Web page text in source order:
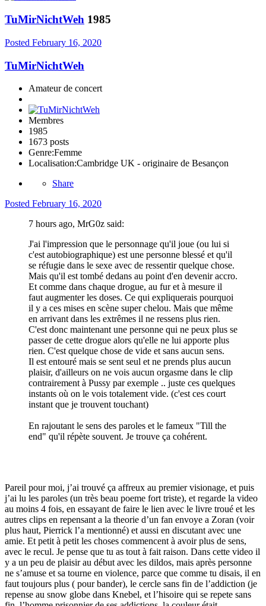
TuMirNichtWeh 1985
Posted February 16, 2020
TuMirNichtWeh
Amateur de concert
Membres
1985
1673 posts
Genre:Femme
Localisation:Cambridge UK - originaire de Besançon
Share
Posted February 16, 2020
7 hours ago, MrG0z said:
J'ai l'impression que le personnage qu'il joue (ou lui si
c'est autobiographique) est une personne blessé et qu'il
se réfugie dans le sexe avec de ressentir quelque chose.
Mais qu'il est tombé dedans au point d'en devenir accro.
Et comme dans chaque drogue, au fur et à mesure il
faut augmenter les doses. Ce qui expliquerais pourquoi
il y a ces mises en scène super chelou. Mais que même
en arrivant dans les extrêmes il ne ressens plus rien.
C'est donc maintenant une personne qui ne peux plus se
passer de cette drogue alors qu'elle ne lui apporte plus
rien. C'est quelque chose de vide et sans aucun sens.
Il est entouré mais se sent seul et ne prends plus aucun
plaisir, d'ailleurs on ne vois aucun orgasme dans le clip
contrairement à Pussy par exemple .. juste ces quelques
instants où on le vois totalement vide. (c'est ces court
instant que je trouvent touchant)
En rajoutant le sens des paroles et le fameux "Till the
end" qu'il répète souvent. Je trouve ça cohérent.
Pareil pour moi, j’ai trouvé ça affreux au premier visionage, et puis
j’ai lu les paroles (un très beau poeme fort triste), et regarde la video
au moins 4 fois, en essayant de faire le lien avec le livre troué et les
autres clips en repensant a la theorie d’un fan envoye a Zoran (voir
plus haut, Pierrick l’a mentionné) et aussi en discutant avec une
amie. Et petit à petit les choses commencent à avoir plus de sens,
avec le recul. Je pense que tu as tout à fait raison. Dans cette video il
y a un peu de plaisir au début avec les dildos, mais après personne
ne s’amuse et sa tourne en violence, parce que comme tu disais, il en
faut toujours plus ( pour bander), le cercle sans fin de l’addiction (je
repense au snow globe dans Knebel, et l’hisoire qui se repete sans